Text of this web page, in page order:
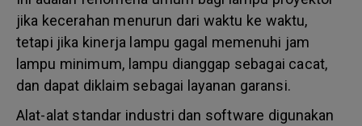
jika kecerahan menurun dari waktu ke waktu,
tetapi jika kinerja lampu gagal memenuhi jam
lampu minimum, lampu dianggap sebagai cacat,
dan dapat diklaim sebagai layanan garansi.
Alat-alat standar industri dan software digunakan